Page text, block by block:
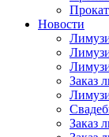
Новости
Заказ
Заказ